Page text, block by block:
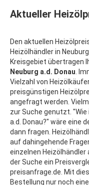
Aktueller
Den aktuellen
Heizölhändler in
Kreisgebiet übertragen
Neuburg a.d. Donau .
Vielzahl von
preisgünstigen
angefragt werden.
zur Suche genutzt.
a.d. Donau?" wäre eine
dann fragen.
auf dahingehende
einzelnen
der Suche ein
preisanfrage.de. Mit
Bestellung nur noch